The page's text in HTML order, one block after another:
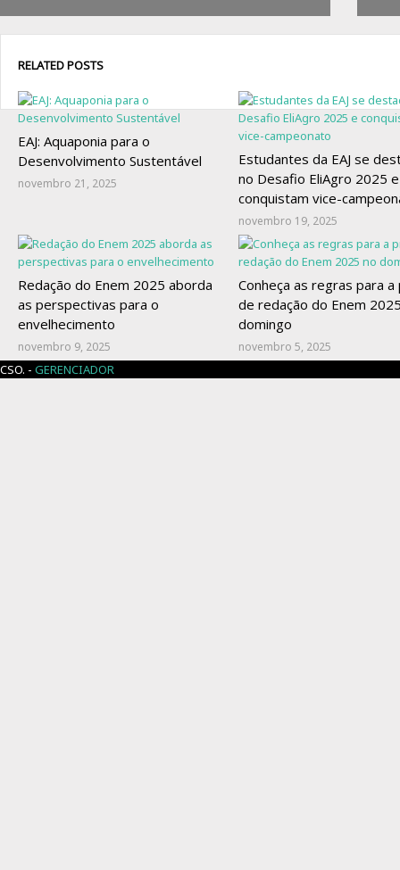
RELATED POSTS
EAJ: Aquaponia para o
Desenvolvimento Sustentável
novembro 21, 2025
Estudantes da EAJ se
no Desafio EliAgro 2025 e
conquistam vice-
novembro 19, 2025
Redação do Enem 2025 aborda
as perspectivas para o
envelhecimento
novembro 9, 2025
Conheça as regras para a
de redação do Enem
domingo
novembro 5, 2025
CSO. - GERENCIADOR